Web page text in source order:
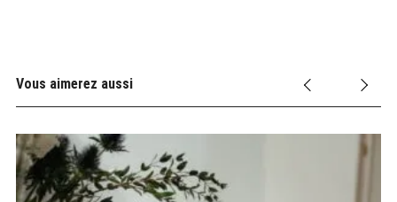
Vous aimerez aussi